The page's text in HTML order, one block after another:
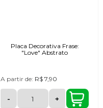
Placa Decorativa Frase:
"Love" Abstrato
A partir de: R$ 7,90
- +